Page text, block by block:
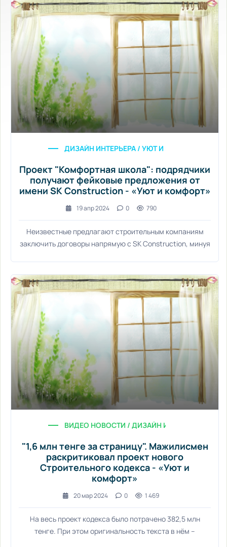
ДИЗАЙН ИНТЕРЬЕРА / УЮТ И КОМФОРТ
Проект "Комфортная школа": подрядчики
получают фейковые предложения от
имени SK Construction - «Уют и комфорт»
19 апр 2024 0 790
Неизвестные предлагают строительным компаниям
заключить договоры напрямую с SK Construction, минуя
ВИДЕО НОВОСТИ / ДИЗАЙН ИНТЕРЬЕРА /
"1,6 млн тенге за страницу". Мажилисмен
раскритиковал проект нового
Строительного кодекса - «Уют и
комфорт»
20 мар 2024 0 1 469
На весь проект кодекса было потрачено 382,5 млн
тенге. При этом оригинальность текста в нём –